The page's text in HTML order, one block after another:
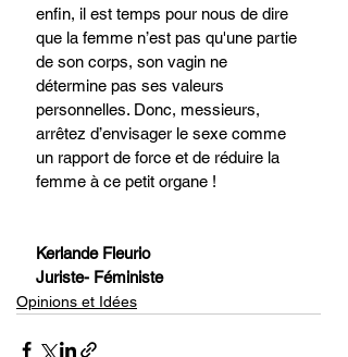
enfin, il est temps pour nous de dire
que la femme n’est pas qu'une partie
de son corps, son vagin ne
détermine pas ses valeurs
personnelles. Donc, messieurs,
arrêtez d’envisager le sexe comme
un rapport de force et de réduire la
femme à ce petit organe !
Kerlande Fleurio
Juriste- Féministe
Opinions et Idées